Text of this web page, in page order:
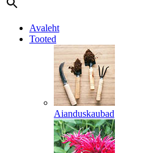
Avaleht
Tooted
Aianduskaubad